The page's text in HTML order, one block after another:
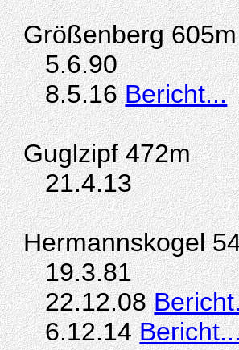
Größenberg 605m
5.6.90
8.5.16Bericht...
Guglzipf 472m
21.4.13
Hermannskogel
19.3.81
22.12.08
6.12.14